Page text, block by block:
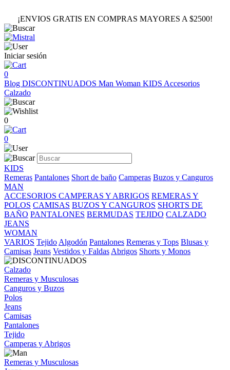
¡ENVIOS GRATIS EN COMPRAS MAYORES A $2500!
Iniciar sesión
0
Blog DISCONTINUADOS Man Woman KIDS Accesorios
Calzado
0
0
KIDS
Remeras Pantalones Short de baño Camperas Buzos y Canguros
MAN
ACCESORIOS CAMPERAS Y ABRIGOS REMERAS Y
POLOS CAMISAS BUZOS Y CANGUROS SHORTS DE
BAÑO PANTALONES BERMUDAS TEJIDO CALZADO
JEANS
WOMAN
VARIOS Tejido Algodón Pantalones Remeras y Tops Blusas y
Camisas Jeans Vestidos y Faldas Abrigos Shorts y Monos
Calzado
Remeras y Musculosas
Canguros y Buzos
Polos
Jeans
Camisas
Pantalones
Tejido
Camperas y Abrigos
Remeras y Musculosas